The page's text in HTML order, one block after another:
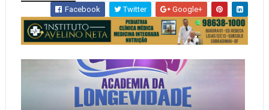
Facebook Twitter Google+